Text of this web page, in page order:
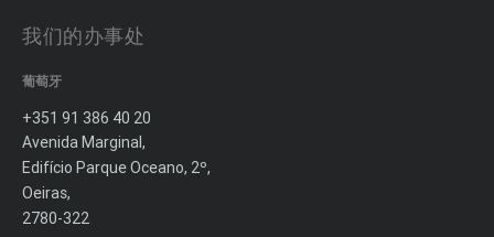
我们的办事处
葡萄牙
+351 91 386 40 20
Avenida Marginal,
Edifício Parque Oceano, 2º,
Oeiras,
2780-322